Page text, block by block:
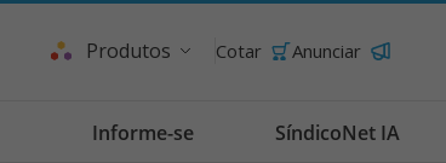
Produtos Cotar Anunciar
Informe-se SíndicoNet IA